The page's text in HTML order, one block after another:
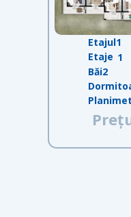
Etajul1
Etaje 1
Băi2